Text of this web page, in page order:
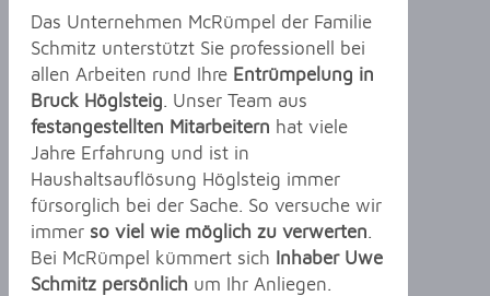
Das Unternehmen McRümpel der Familie
Schmitz unterstützt Sie professionell bei
allen Arbeiten rund Ihre Entrümpelung in
Bruck Höglsteig. Unser Team aus
festangestellten Mitarbeitern hat viele
Jahre Erfahrung und ist in
Haushaltsauflösung Höglsteig immer
fürsorglich bei der Sache. So versuche wir
immer so viel wie möglich zu verwerten.
Bei McRümpel kümmert sich Inhaber Uwe
Schmitz persönlich um Ihr Anliegen.